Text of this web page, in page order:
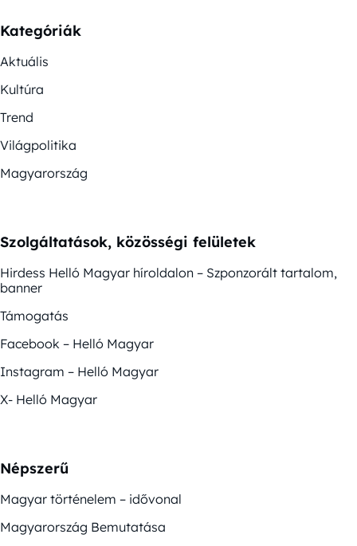
Kategóriák
Aktuális
Kultúra
Trend
Világpolitika
Magyarország
Szolgáltatások, közösségi felületek
Hirdess Helló Magyar híroldalon – Szponzorált tartalom,
banner
Támogatás
Facebook – Helló Magyar
Instagram – Helló Magyar
X- Helló Magyar
Népszerű
Magyar történelem – idővonal
Magyarország Bemutatása